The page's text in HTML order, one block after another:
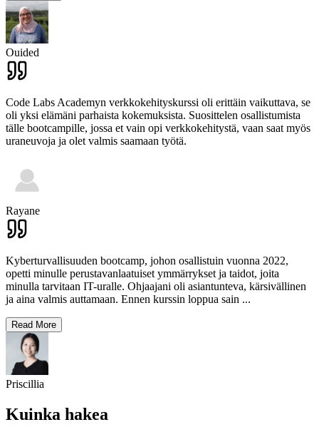
Ouided
Code Labs Academyn verkkokehityskurssi oli erittäin vaikuttava, se
oli yksi elämäni parhaista kokemuksista. Suosittelen osallistumista
tälle bootcampille, jossa et vain opi verkkokehitystä, vaan saat myös
uraneuvoja ja olet valmis saamaan työtä.
Rayane
Kyberturvallisuuden bootcamp, johon osallistuin vuonna 2022,
opetti minulle perustavanlaatuiset ymmärrykset ja taidot, joita
minulla tarvitaan IT-uralle. Ohjaajani oli asiantunteva, kärsivällinen
ja aina valmis auttamaan. Ennen kurssin loppua sain ...
Read More
Priscillia
Kuinka hakea